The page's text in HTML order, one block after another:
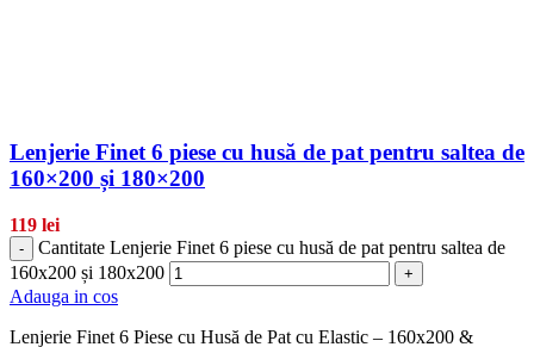
Lenjerie Finet 6 piese cu husă de pat pentru saltea de
160×200 și 180×200
119 lei
-
Cantitate Lenjerie Finet 6 piese cu husă de pat pentru saltea de
160x200 și 180x200
+
Adauga in cos
Lenjerie Finet 6 Piese cu Husă de Pat cu Elastic – 160x200 &